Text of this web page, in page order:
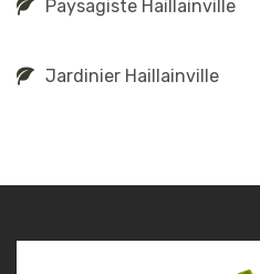
Paysagiste Haillainville
Jardinier Haillainville